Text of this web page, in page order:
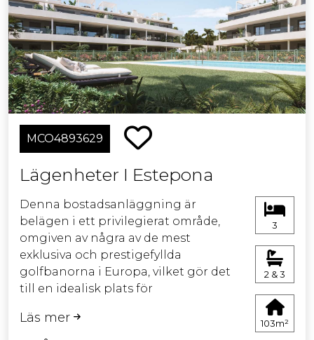
MCO4893629
Lägenheter I Estepona
Denna bostadsanläggning är
belägen i ett privilegierat område,
omgiven av några av de mest
exklusiva och prestigefyllda
golfbanorna i Europa, vilket gör det
till en idealisk plats för
området ett imponerande utbud av
Läs mer
3
2 & 3
103m²